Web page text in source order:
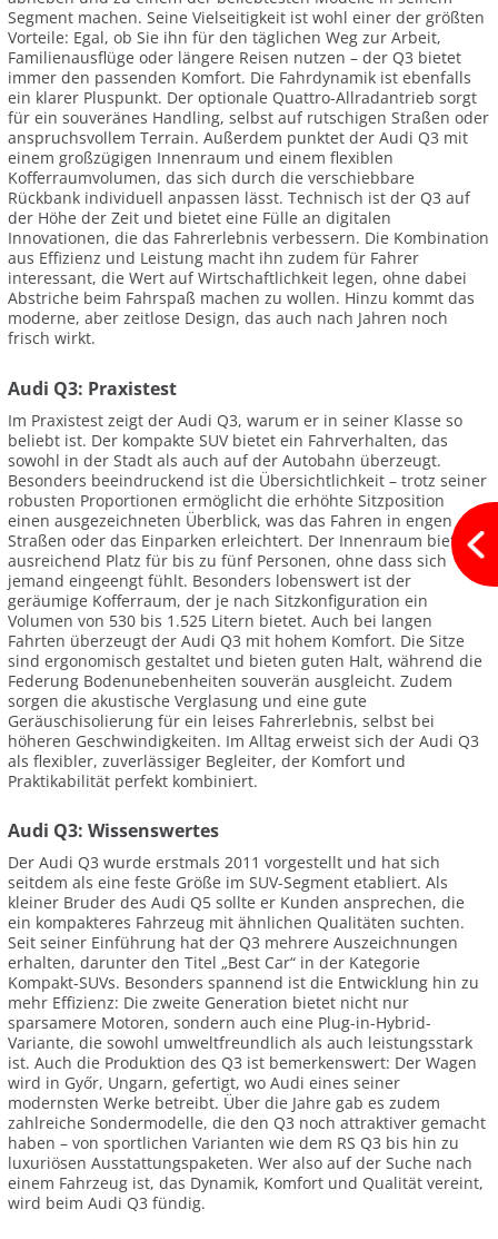
Segment machen. Seine Vielseitigkeit ist wohl einer der größten
Vorteile: Egal, ob Sie ihn für den täglichen Weg zur Arbeit,
Familienausflüge oder längere Reisen nutzen – der Q3 bietet
immer den passenden Komfort. Die Fahrdynamik ist ebenfalls
ein klarer Pluspunkt. Der optionale Quattro-Allradantrieb sorgt
für ein souveränes Handling, selbst auf rutschigen Straßen oder
anspruchsvollem Terrain. Außerdem punktet der Audi Q3 mit
einem großzügigen Innenraum und einem flexiblen
Kofferraumvolumen, das sich durch die verschiebbare
Rückbank individuell anpassen lässt. Technisch ist der Q3 auf
der Höhe der Zeit und bietet eine Fülle an digitalen
Innovationen, die das Fahrerlebnis verbessern. Die Kombination
aus Effizienz und Leistung macht ihn zudem für Fahrer
interessant, die Wert auf Wirtschaftlichkeit legen, ohne dabei
Abstriche beim Fahrspaß machen zu wollen. Hinzu kommt das
moderne, aber zeitlose Design, das auch nach Jahren noch
frisch wirkt.
Audi Q3: Praxistest
Im Praxistest zeigt der Audi Q3, warum er in seiner Klasse so
beliebt ist. Der kompakte SUV bietet ein Fahrverhalten, das
sowohl in der Stadt als auch auf der Autobahn überzeugt.
Besonders beeindruckend ist die Übersichtlichkeit – trotz seiner
robusten Proportionen ermöglicht die erhöhte Sitzposition
einen ausgezeichneten Überblick, was das Fahren in engen
Straßen oder das Einparken erleichtert. Der Innenraum bietet
ausreichend Platz für bis zu fünf Personen, ohne dass sich
jemand eingeengt fühlt. Besonders lobenswert ist der
geräumige Kofferraum, der je nach Sitzkonfiguration ein
Volumen von 530 bis 1.525 Litern bietet. Auch bei langen
Fahrten überzeugt der Audi Q3 mit hohem Komfort. Die Sitze
sind ergonomisch gestaltet und bieten guten Halt, während die
Federung Bodenunebenheiten souverän ausgleicht. Zudem
sorgen die akustische Verglasung und eine gute
Geräuschisolierung für ein leises Fahrerlebnis, selbst bei
höheren Geschwindigkeiten. Im Alltag erweist sich der Audi Q3
als flexibler, zuverlässiger Begleiter, der Komfort und
Praktikabilität perfekt kombiniert.
Audi Q3: Wissenswertes
Der Audi Q3 wurde erstmals 2011 vorgestellt und hat sich
seitdem als eine feste Größe im SUV-Segment etabliert. Als
kleiner Bruder des Audi Q5 sollte er Kunden ansprechen, die
ein kompakteres Fahrzeug mit ähnlichen Qualitäten suchten.
Seit seiner Einführung hat der Q3 mehrere Auszeichnungen
erhalten, darunter den Titel „Best Car“ in der Kategorie
Kompakt-SUVs. Besonders spannend ist die Entwicklung hin zu
mehr Effizienz: Die zweite Generation bietet nicht nur
sparsamere Motoren, sondern auch eine Plug-in-Hybrid-
Variante, die sowohl umweltfreundlich als auch leistungsstark
ist. Auch die Produktion des Q3 ist bemerkenswert: Der Wagen
wird in Győr, Ungarn, gefertigt, wo Audi eines seiner
modernsten Werke betreibt. Über die Jahre gab es zudem
zahlreiche Sondermodelle, die den Q3 noch attraktiver gemacht
haben – von sportlichen Varianten wie dem RS Q3 bis hin zu
luxuriösen Ausstattungspaketen. Wer also auf der Suche nach
einem Fahrzeug ist, das Dynamik, Komfort und Qualität vereint,
wird beim Audi Q3 fündig.